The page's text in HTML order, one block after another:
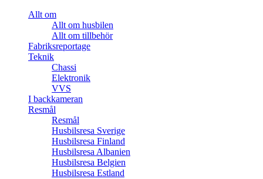
Allt om
Allt om husbilen
Allt om tillbehör
Fabriksreportage
Teknik
Chassi
Elektronik
VVS
I backkameran
Resmål
Resmål
Husbilsresa Sverige
Husbilsresa Finland
Husbilsresa Albanien
Husbilsresa Belgien
Husbilsresa Estland